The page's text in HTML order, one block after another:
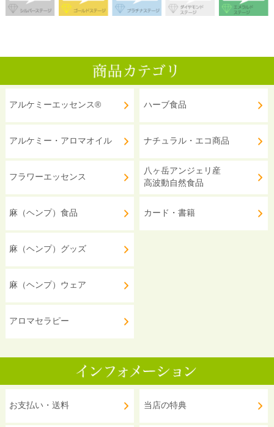
アルケミーエッセンス®
アルケミー・アロマオイル
フラワーエッセンス
麻（ヘンプ）食品
麻（ヘンプ）グッズ
麻（ヘンプ）ウェア
アロマセラピー
ハーブ食品
ナチュラル・エコ商品
八ヶ岳アンジェリ産
高波動自然食品
カード・書籍
お支払い・送料 当店の特典